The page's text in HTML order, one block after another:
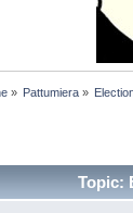
» Pattumiera »
Topic: